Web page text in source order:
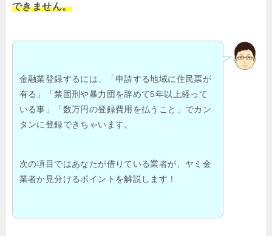
できません。
金融業登録するには、「申請する地域に住民票が
有る」「禁固刑や暴力団を辞めて5年以上経って
いる事」「数万円の登録費用を払うこと」でカン
タンに登録できちゃいます。
次の項目ではあなたが借りている業者が、ヤミ金
業者か見分けるポイントを解説します！